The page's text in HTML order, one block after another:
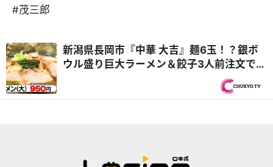
#茂三郎
新潟県長岡市『中華 大吉』麺6玉！？銀ボ
ウル盛り巨大ラーメン＆餃子3人前注文で